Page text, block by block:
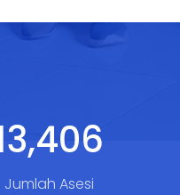
17,193
Jumlah Asesi